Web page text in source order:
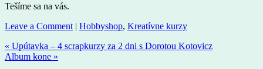
Tešíme sa na vás.
Leave a Comment | Hobbyshop, Kreatívne kurzy
« Upútavka – 4 scrapkurzy za 2 dni s Dorotou Kotovicz
Album kone »